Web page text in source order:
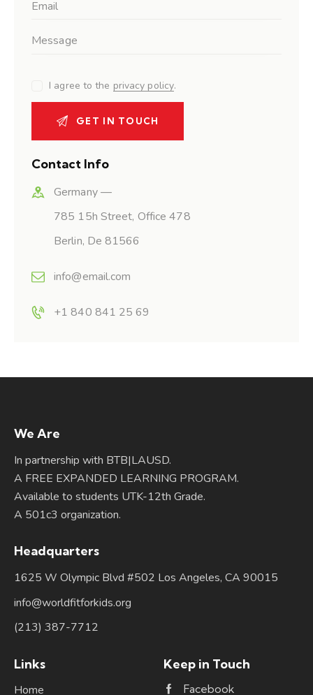
I agree to the privacy policy.
Contact Info
Germany —
785 15h Street, Office 478
Berlin, De 81566
info@email.com
+1 840 841 25 69
We Are
In partnership with BTB|LAUSD.
A FREE EXPANDED LEARNING PROGRAM.
Available to students UTK-12th Grade.
A 501c3 organization.
Headquarters
1625 W Olympic Blvd #502 Los Angeles, CA 90015
info@worldfitforkids.org
(213) 387-7712
Links
Home
Keep in Touch
Facebook